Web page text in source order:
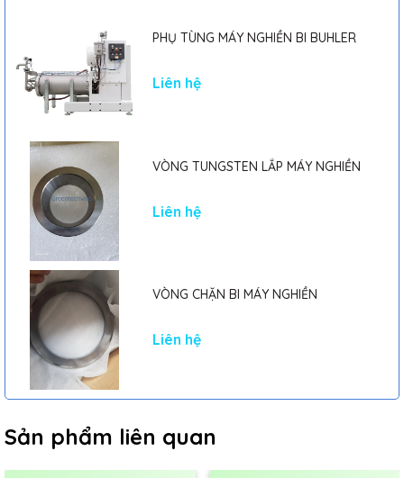
PHỤ TÙNG MÁY NGHIỀN BI BUHLER
Liên hệ
VÒNG TUNGSTEN LẮP MÁY NGHIỀN
Liên hệ
VÒNG CHẶN BI MÁY NGHIỀN
Liên hệ
Sản phẩm liên quan